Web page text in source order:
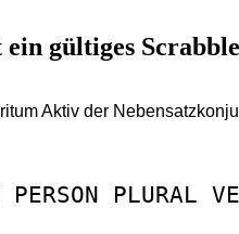
ein gültiges
Aktiv der
PERSON PLURAL